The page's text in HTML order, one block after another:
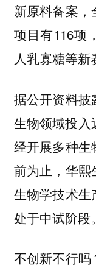
新原料备案
项目有116项
人乳寡糖等新
据公开资料披
生物领域投入
经开展多种生
前为止，华熙
生物学技术
处于中试阶段。
不创新不行